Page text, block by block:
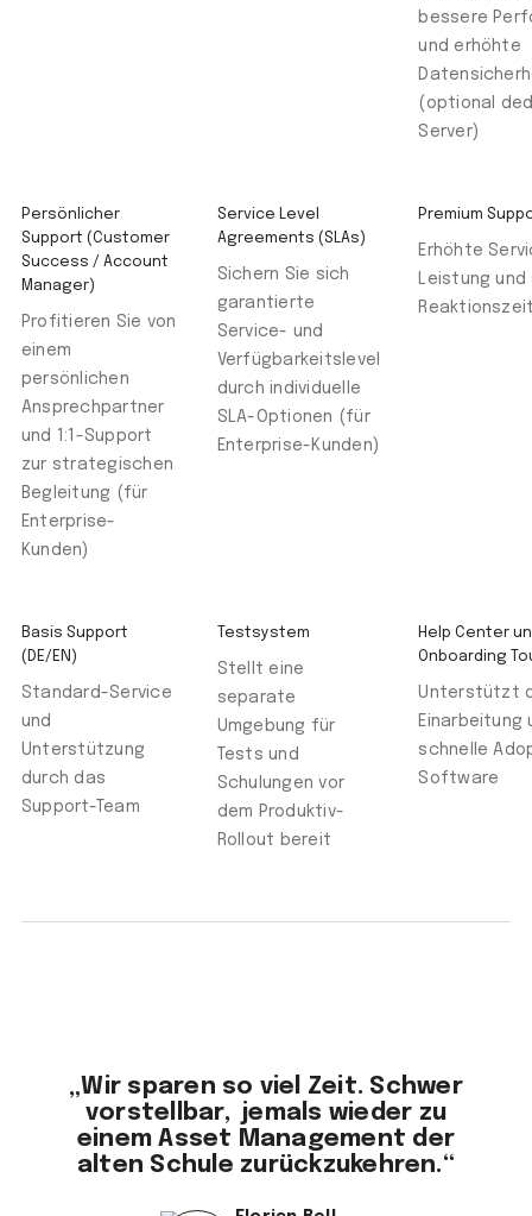
bessere
und erhöhte
(optional
Server)
Persönlicher
Support (Customer
Success / Account
Manager)
Profitieren Sie von
einem
persönlichen
Ansprechpartner
und 1:1-Support
zur strategischen
Begleitung (für
Enterprise-
Kunden)
Service Level
Agreements (SLAs)
Sichern Sie sich
garantierte
Service- und
Verfügbarkeitslevel
durch individuelle
SLA-Optionen (für
Enterprise-Kunden)
Premium
Erhöhte
Leistung
Basis Support
(DE/EN)
Standard-Service
und
Unterstützung
durch das
Support-Team
Testsystem
Stellt eine
separate
Umgebung für
Tests und
Schulungen vor
dem Produktiv-
Rollout bereit
Help Center
Onboarding
Unterstützt
Einarbeitung
schnelle
Software
„Wir sparen so viel Zeit. Schwer
vorstellbar, jemals wieder zu
einem Asset Management der
alten Schule zurückzukehren.“